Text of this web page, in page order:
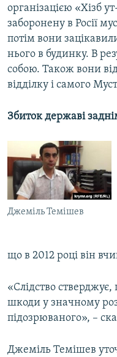
організацією «Хізб
заборонену в Росії
потім вони
нього в будинку. В
собою. Також вони
відділку і самого
Збиток державі
Джеміль Темішев
що в 2012 році він
«Слідство
шкоди у значному
підозрюваного», –
Джеміль Темішев